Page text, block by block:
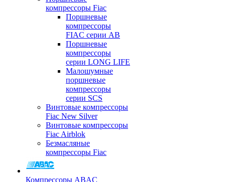
компрессоры Fiac
Поршневые
компрессоры
FIAC серии AB
Поршневые
компрессоры
серии LONG LIFE
Малошумные
поршневые
компрессоры
серии SCS
Винтовые компрессоры
Fiac New Silver
Винтовые компрессоры
Fiac Airblok
Безмасляные
компрессоры Fiac
Компрессоры ABAC